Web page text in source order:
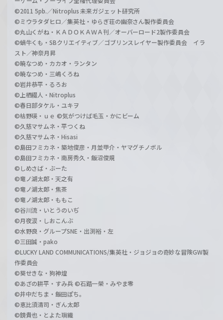
©2011 5pb.／Nitroplus 未来ガジェット研究所
©ミウラタダヒロ／集英社・ゆらぎ荘の幽奈さん製作委員会
©丸山くがね・ＫＡＤＯＫＡＷＡ刊／オーバーロード2製作委員会
©蝸牛くも・SBクリエイティブ／ゴブリンスレイヤー製作委員会 イラ
スト／神奈月昇
©暁なつめ・カカオ・ランタン
©暁なつめ・三嶋くろね
©岩井恭平・るろお
©上栖綴人・Nitroplus
©春日部タケル・ユキヲ
©枯野瑛・ｕｅ ©気がつけば毛玉・かにビーム
©久慈マサムネ・平つくね
©久慈マサムネ・Hisasi
©島田フミカネ・築地俊彦・月並甲介・ヤマグチノボル
©島田フミカネ・南房秀久・飯沼俊規
©しめさば・ぶーた
©竜ノ湖太郎・天之有
©竜ノ湖太郎・焦茶
©竜ノ湖太郎・ももこ
©谷川流・いとうのいぢ
©月夜涙・しおこんぶ
©水野良・グループSNE・出渕裕・左
©三田誠・pako
©LUCKY LAND COMMUNICATIONS/集英社・ジョジョの奇妙な冒険GW製
作委員会
©葵せきな・狗神煌
©あざの耕平・すみ兵 ©石踏一榮・みやま零
©井中だちま・飯田ぽち。
©恵比須清司・ぎん太郎
©鏡貴也・とよた瑣織